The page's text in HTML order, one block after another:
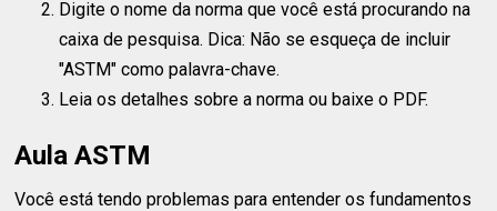
Digite o nome da norma que você está procurando na
caixa de pesquisa. Dica: Não se esqueça de incluir
"ASTM" como palavra-chave.
Leia os detalhes sobre a norma ou baixe o PDF.
Aula ASTM
Você está tendo problemas para entender os fundamentos